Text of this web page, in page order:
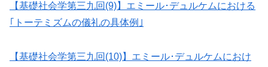
【基礎社会学第三九回(9)】エミール･デュルケムにおける
｢トーテミズムの儀礼の具体例｣
【基礎社会学第三九回(10)】エミール･デュルケムにおけ